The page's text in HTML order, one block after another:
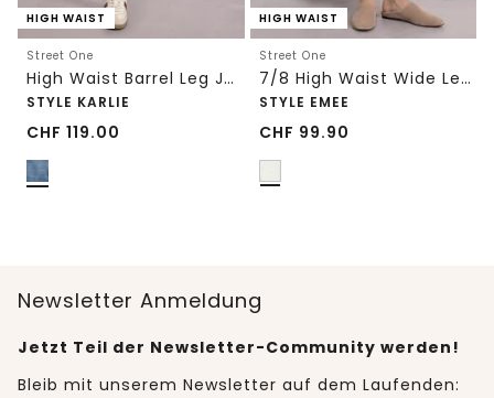
HIGH WAIST
Street One
High Waist Barrel Leg Jeans im Loose Fit
STYLE KARLIE
CHF 119.00
HIGH WAIST
Street One
7/8 High Waist Wide Leg Jeans im Loose Fit
STYLE EMEE
CHF 99.90
Newsletter Anmeldung
Jetzt Teil der Newsletter-Community werden!
Bleib mit unserem Newsletter auf dem Laufenden: